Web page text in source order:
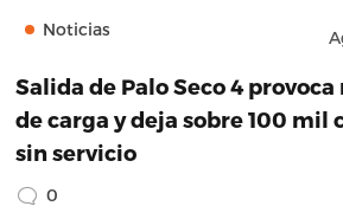
Noticias
Salida de Palo Seco 4 provoca
de carga y deja sobre 100 mil
sin servicio
0